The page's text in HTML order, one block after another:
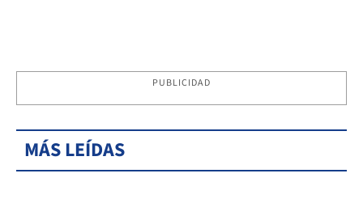
PUBLICIDAD
MÁS LEÍDAS